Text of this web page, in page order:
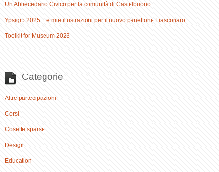
Un Abbecedario Civico per la comunità di Castelbuono
Ypsigro 2025. Le mie illustrazioni per il nuovo panettone Fiasconaro
Toolkit for Museum 2023
Categorie
Altre partecipazioni
Corsi
Cosette sparse
Design
Education